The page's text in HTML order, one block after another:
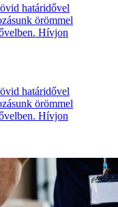
határidővel
örömmel
Hívjon
határidővel
örömmel
Hívjon